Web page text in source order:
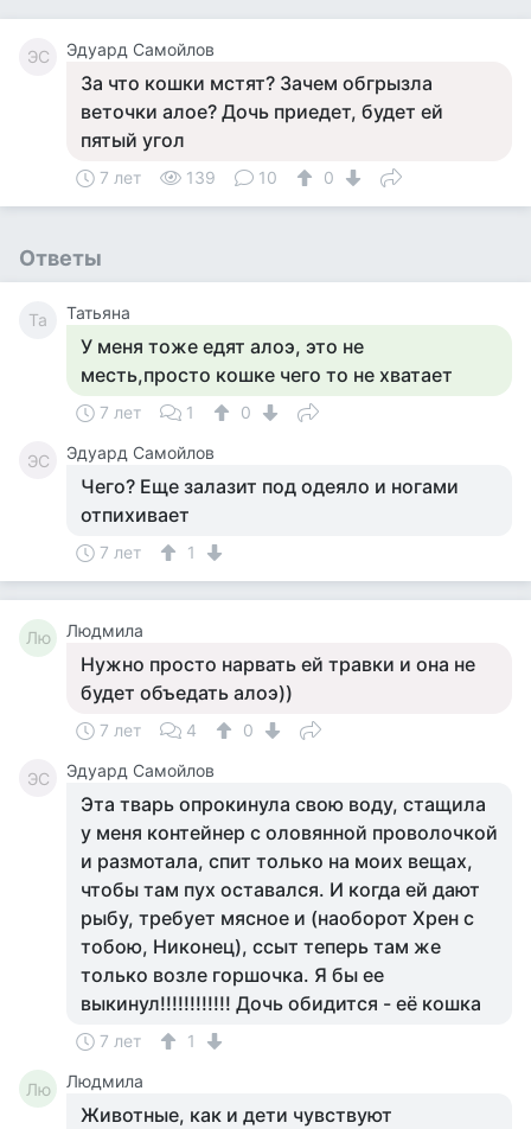
ЭС Эдуард Самойлов
За что кошки мстят? Зачем обгрызла
веточки алое? Дочь приедет, будет ей
пятый угол
7 лет 139 10 0
Ответы
Та Татьяна
У меня тоже едят алоэ, это не
месть,просто кошке чего то не хватает
7 лет 1 0
ЭС Эдуард Самойлов
Чего? Еще залазит под одеяло и ногами
отпихивает
7 лет 1
Лю Людмила
Нужно просто нарвать ей травки и она не
будет объедать алоэ))
7 лет 4 0
ЭС Эдуард Самойлов
Эта тварь опрокинула свою воду, стащила
у меня контейнер с оловянной проволочкой
и размотала, спит только на моих вещах,
чтобы там пух оставался. И когда ей дают
рыбу, требует мясное и (наоборот Хрен с
тобою, Никонец), ссыт теперь там же
только возле горшочка. Я бы ее
выкинул!!!!!!!!!!!! Дочь обидится - её кошка
7 лет 1
Лю Людмила
Животные, как и дети чувствуют